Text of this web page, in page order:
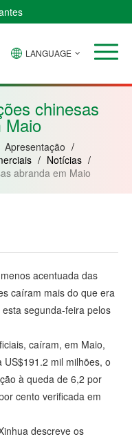
Guiné
Moçambique
LANGUAGE
chinesas
Maio
Apresentação /
/ Notícias /
abranda em Maio
acentuada das
caíram mais do que era
segunda-feira pelos
caíram, em Maio,
mil milhões, o
à queda de 6,2 por
cento verificada em
descreve os